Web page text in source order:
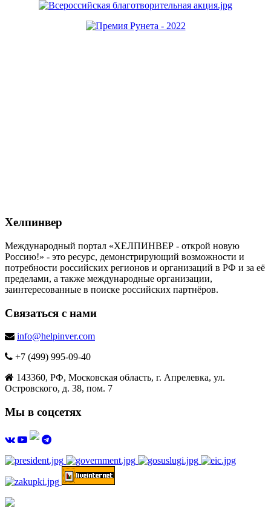
Хелпинвер
Международный портал «ХЕЛПИНВЕР - открой новую
Россию!» - это ресурс, демонстрирующий возможности и
потребности российских регионов и организаций в РФ и за её
пределами, а также международные организации,
заинтересованные в поиске российских партнёров.
Связаться с нами
info@helpinver.com
+7 (499) 995-09-40
143360, РФ, Московская область, г. Апрелевка, ул.
Островского, д. 38, пом. 7
Мы в соцсетях